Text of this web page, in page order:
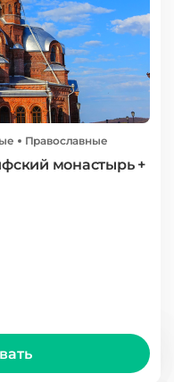
Православные
монастырь +